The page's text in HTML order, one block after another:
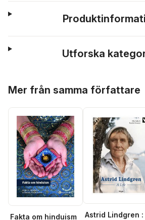
Utforska
Mer från samma författare
Fakta om hinduism
Astrid Lindgren :